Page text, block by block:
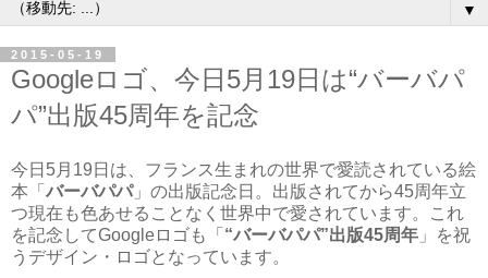
▼
2015-05-19
Googleロゴ、今日5月19日は“バーバパ
パ”出版45周年を記念
今日5月19日は、フランス生まれの世界で愛読されている絵
本「 バーバパパ」の出版記念日。出版されてから45周年立
つ現在も色あせることなく世界中で愛されています。これ
を記念してGoogleロゴも「 “バーバパパ”出版45周年 」を祝
うデザイン・ロゴとなっています。